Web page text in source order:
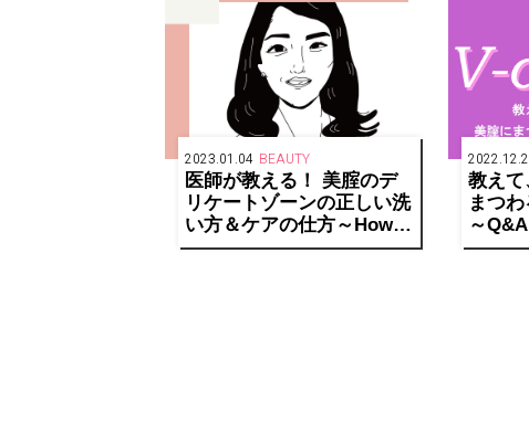
2023.01.04 BEAUTY
医師が教える！ 美腟のデ
リケートゾーンの正しい洗
い方＆ケアの仕方～How
to treat V-chitsu～
教えて
まつ
～